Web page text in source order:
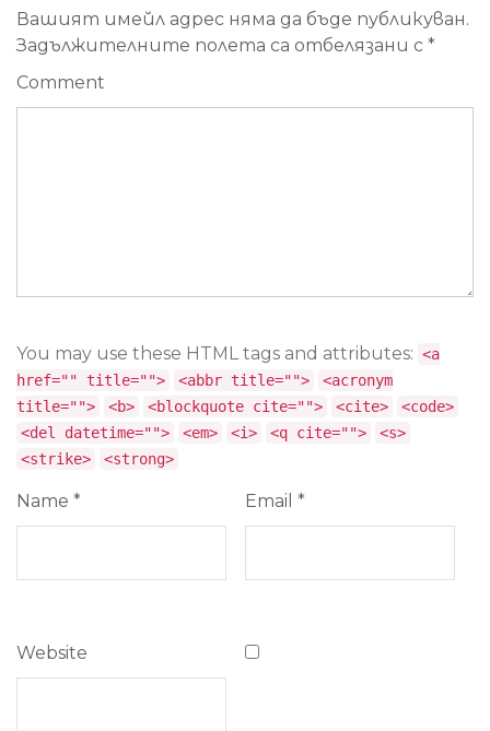
Вашият имейл адрес няма да бъде публикуван.
Задължителните полета са отбелязани с *
Comment
You may use these HTML tags and attributes: <a
href="" title="">
<abbr title="">
<acronym
title="">
<b> <blockquote cite=""> <cite>
<code>
<del datetime="">
<em> <i> <q cite="">
<s>
<strike>
<strong>
Name * Email *
Website